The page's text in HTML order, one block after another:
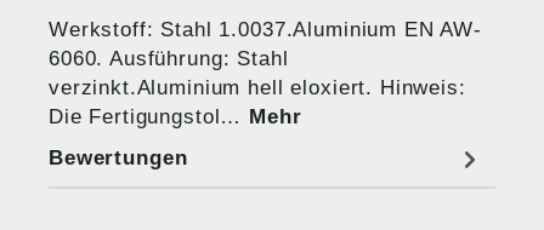
Werkstoff: Stahl 1.0037.Aluminium EN AW-
6060. Ausführung: Stahl
verzinkt.Aluminium hell eloxiert. Hinweis:
Die Fertigungstol… Mehr
Bewertungen